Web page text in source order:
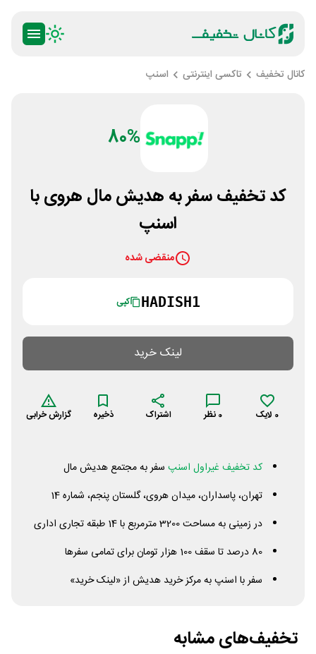
کانال تخفیف تاکسی اینترنتی اسنپ
80%
کد تخفیف سفر به هدیش مال هروی با
اسنپ
منقضی شده
HADISH1 کپی
لینک خرید
0 لایک 0 نظر اشتراک ذخیره گزارش خرابی
کد تخفیف غیراول اسنپ سفر به مجتمع هدیش مال
تهران، پاسداران، میدان هروی، گلستان پنجم، شماره 14
در زمینی به مساحت 3200 مترمربع با 14 طبقه تجاری اداری
80 درصد تا سقف 100 هزار تومان برای تمامی سفرها
سفر با اسنپ به مرکز خرید هدیش از «لینک خرید»
تخفیف‌های مشابه